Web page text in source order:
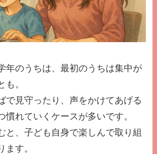
年のうちは、最初のうちは集中が
も。
で見守ったり、声をかけてあげる
慣れていくケースが多いです。
と、子ども自身で楽しんで取り組
ます。